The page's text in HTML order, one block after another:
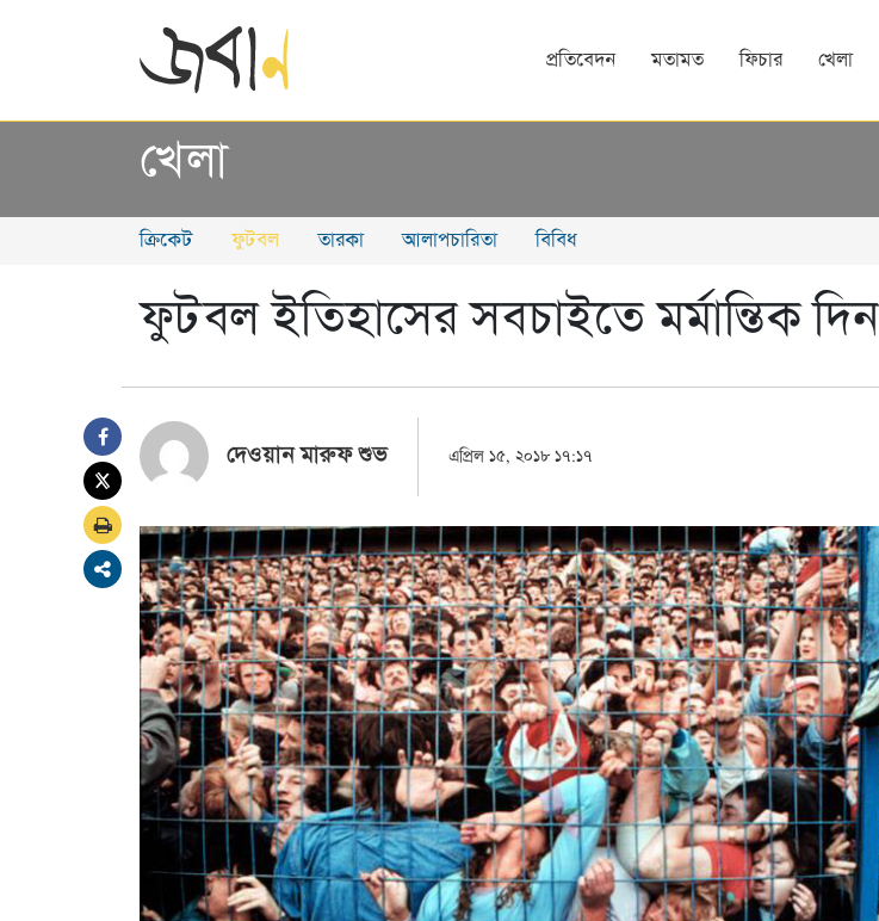
প্রতিবেদন মতামত ফিচার খেলা
খেলা
ক্রিকেট ফুটবল তারকা আলাপচারিতা বিবিধ
ফুটবল ইতিহাসের সবচাইতে মর্মান্তিক দিন
দেওয়ান মারুফ শুভ এপ্রিল ১৫, ২০১৮ ১৭:১৭